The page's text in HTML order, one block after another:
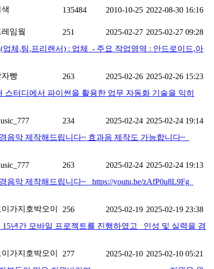
135484 2010-10-25 2022-08-30 16:16
레임웤 251 2025-02-27 2025-02-27 09:28
체,팀,프리랜서) : 업체 ​ - 주요 작업영역 : 안드로이드,아
자빵 263 2025-02-26 2025-02-26 15:23
터디에서 파이썬을 활용한 업무 자동화 기술을 익히
234 2025-02-24 2025-02-24 19:14
음악 제작해드립니다~ 효과음 제작도 가능합니다~
263 2025-02-24 2025-02-24 19:13
악 제작해드립니다~ https://youtu.be/zAfP0u8L9Fg
이가지호박오이 256 2025-02-19 2025-02-19 23:38
년간 모바일 프로젝트를 진행하였고 인성 및 실력을 겸
이가지호박오이 277 2025-02-10 2025-02-10 05:21